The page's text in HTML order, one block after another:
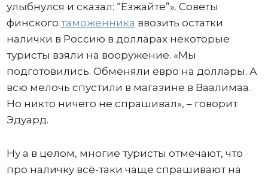
улыбнулся и сказал: “Езжайте”». Советы
финского таможенника ввозить остатки
налички в Россию в долларах некоторые
туристы взяли на вооружение. «Мы
подготовились. Обменяли евро на доллары. А
всю мелочь спустили в магазине в Ваалимаа.
Но никто ничего не спрашивал», – говорит
Эдуард.
Ну а в целом, многие туристы отмечают, что
про наличку всё-таки чаще спрашивают на